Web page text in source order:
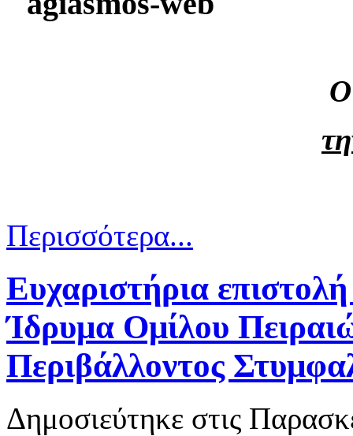
Ο
Περισσότερα...
Ευχαριστήρια
Ίδρυμα Ομίλου
Περιβάλλοντος
Δημοσιεύτηκε στις